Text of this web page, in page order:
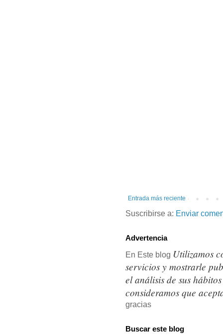
Entrada más reciente
Suscribirse a: Enviar
Advertencia
En Este blog Utilizamos
servicios y mostrarle
el análisis de sus
consideramos que
gracias
Buscar este blog